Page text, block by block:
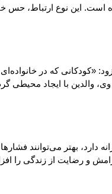
است. این نوع ارتباط، حس
«کودکانی که در
والدین با ایجاد محیطی
دارد، بهتر می‌توانند
و رضایت از زندگی را